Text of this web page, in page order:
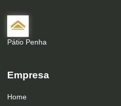
Pátio Penha
Empresa
Home